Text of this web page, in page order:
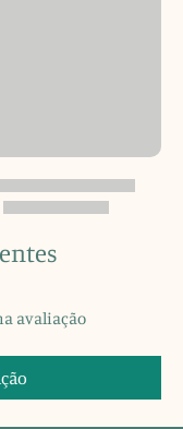
avaliação